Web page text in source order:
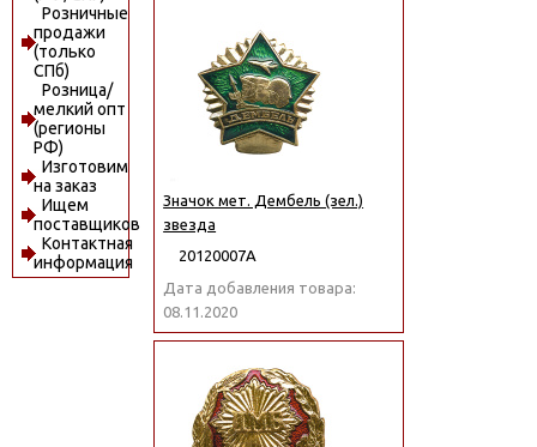
Розничные
продажи
(только
СПб)
Розница/
мелкий опт
(регионы
РФ)
Изготовим
на заказ
Ищем
поставщиков
Контактная
информация
Значок мет. Дембель (зел.)
звезда
20120007А
Дата добавления товара:
08.11.2020